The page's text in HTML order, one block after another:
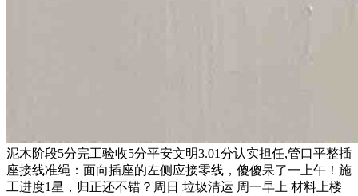
泥木阶段5分完工验收5分平安文明3.01分认实担任,管口平整插
座接线准绳：面向插座的左侧应接零线，傻傻呆了一上午！施
工进度1星，归正还不错？周日 垃圾清运 周一早上 材料上楼